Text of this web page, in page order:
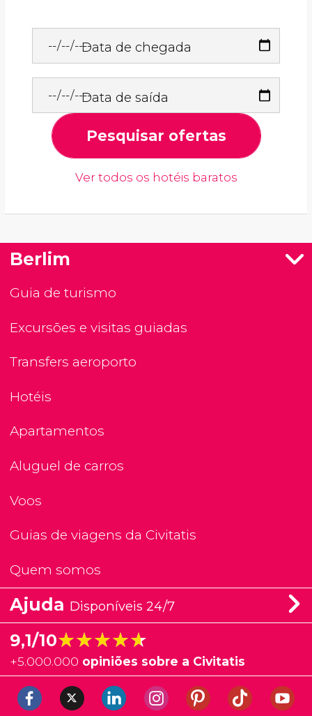
Data de chegada
Data de saída
Pesquisar ofertas
Ver todos os hotéis baratos
Berlim
Guia de turismo
Excursões e visitas guiadas
Transfers aeroporto
Hotéis
Apartamentos
Aluguel de carros
Voos
Guias de viagens da Civitatis
Quem somos
Ajuda Disponíveis 24/7
9,1/10★★★★★
★★★★★
+5.000.000 opiniões sobre a Civitatis